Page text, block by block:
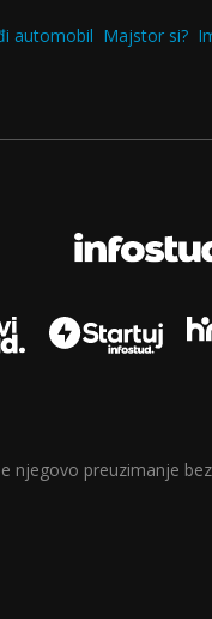
automobil Majstor si?
njegovo preuzimanje